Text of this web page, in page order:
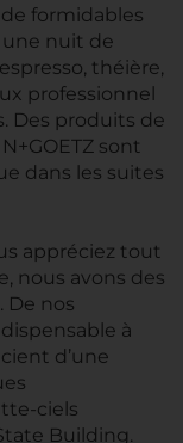
formidables
une nuit de
théière,
professionnel
Des produits de
sont
dans les suites
appréciez tout
nous avons des
De nos
à
d’une
ciels
Building.